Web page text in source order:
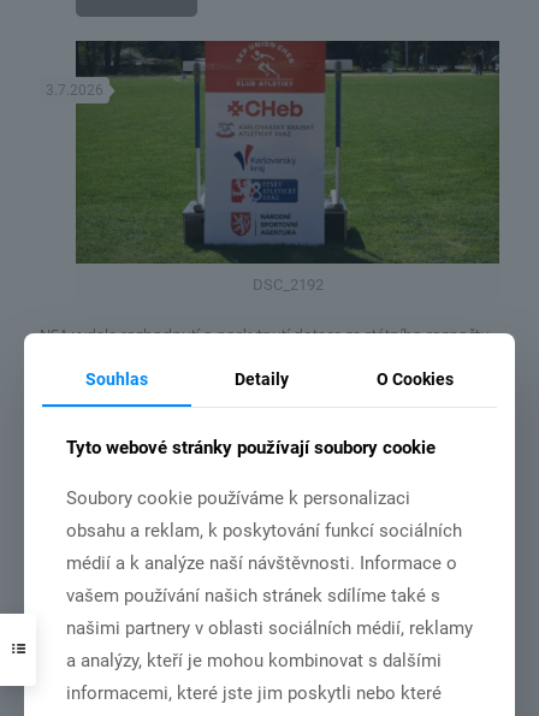
DSC_2192
3.7.2026
NSA vydala rozhodnutí o poskytnutí dotace ze státního rozpočtu
3.7.2026
Souhlas Detaily O Cookies
Tyto webové stránky používají soubory cookie
Soubory cookie používáme k personalizaci
obsahu a reklam, k poskytování funkcí sociálních
médií a k analýze naší návštěvnosti. Informace o
vašem používání našich stránek sdílíme také s
našimi partnery v oblasti sociálních médií, reklamy
a analýzy, kteří je mohou kombinovat s dalšími
informacemi, které jste jim poskytli nebo které